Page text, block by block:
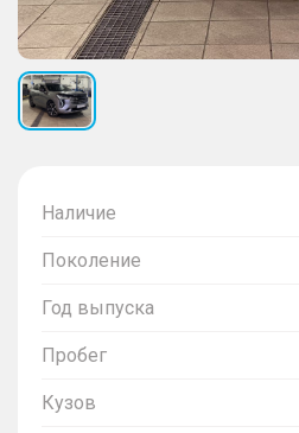
Наличие
Поколение
Год выпуска
Пробег
Кузов